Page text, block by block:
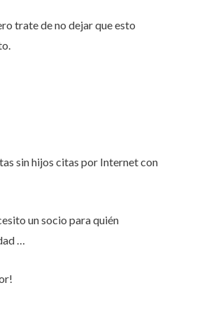
trate de no dejar que esto
sin hijos citas por Internet con
un socio para quién
…